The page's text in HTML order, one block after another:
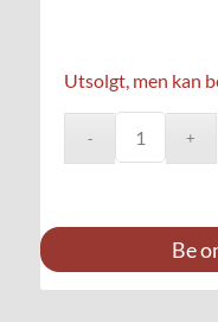
Utsolgt, men kan
Be